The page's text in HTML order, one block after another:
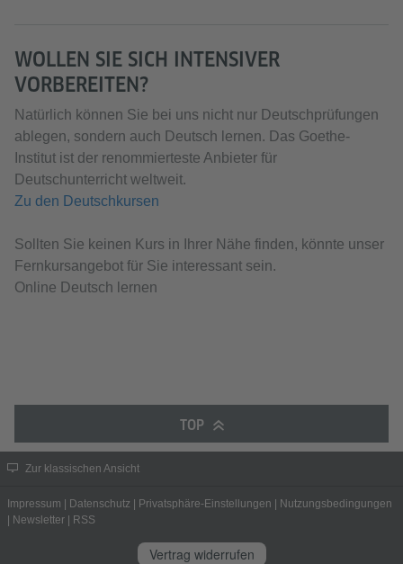
WOLLEN SIE SICH INTENSIVER
VORBEREITEN?
Natürlich können Sie bei uns nicht nur Deutschprüfungen
ablegen, sondern auch Deutsch lernen. Das Goethe-
Institut ist der renommierteste Anbieter für
Deutschunterricht weltweit.
Zu den Deutschkursen
Sollten Sie keinen Kurs in Ihrer Nähe finden, könnte unser
Fernkursangebot für Sie interessant sein.
Online Deutsch lernen
TOP
Zur klassischen Ansicht
Impressum Datenschutz Privatsphäre-Einstellungen
Nutzungsbedingungen
Newsletter RSS
Vertrag widerrufen